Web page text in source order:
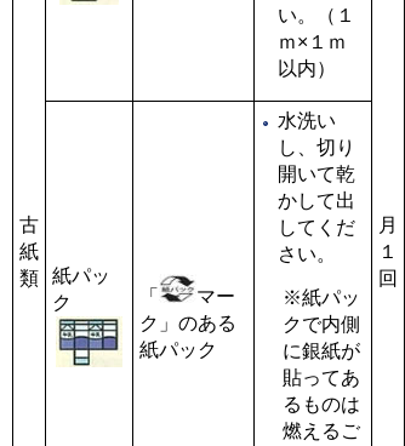
古
紙
類
月
１
回
い。（１
ｍ×１ｍ
以内）
紙パッ
ク
「
マー
ク」のある
紙パック
水洗い
し、切り
開いて乾
かして出
してくだ
さい。
※紙パッ
クで内側
に銀紙が
貼ってあ
るものは
燃えるご